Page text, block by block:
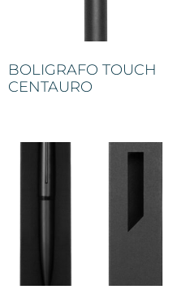
BOLIGRAFO TOUCH
CENTAURO